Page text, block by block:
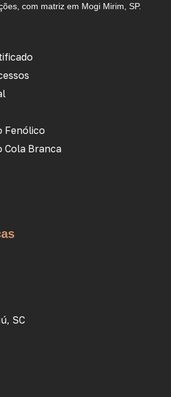
com matriz em Mogi Mirim, SP.
Fenólico
Cola Branca
SC